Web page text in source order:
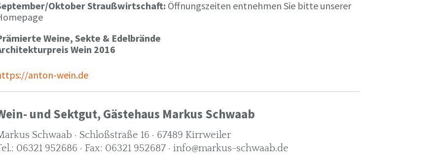
Oktober Straußwirtschaft: Öffnungszeiten entnehmen Sie bitte unserer
Weine, Sekte & Edelbrände
Wein 2016
anton-wein.de
und Sektgut, Gästehaus Markus Schwaab
Schwaab · Schloßstraße 16 · 67489 Kirrweiler
06321 952686 · Fax: 06321 952687 · info@markus-schwaab.de